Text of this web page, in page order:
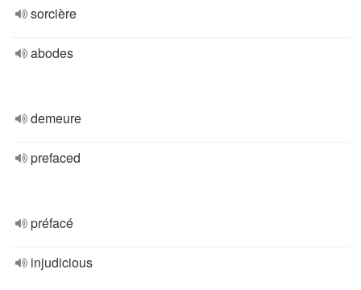
sorcière
abodes
demeure
prefaced
préfacé
injudicious